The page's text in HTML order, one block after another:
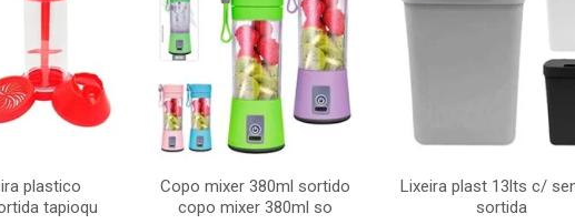
plastico
tapioqu
Copo mixer 380ml sortido
copo mixer 380ml so
Lixeira plast 13lts c/
sortida